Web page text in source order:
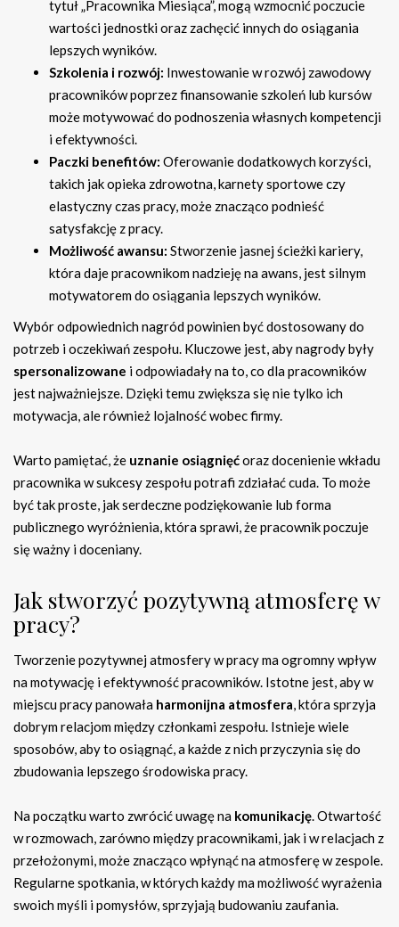
tytuł „Pracownika Miesiąca”, mogą wzmocnić poczucie
wartości jednostki oraz zachęcić innych do osiągania
lepszych wyników.
Szkolenia i rozwój: Inwestowanie w rozwój zawodowy
pracowników poprzez finansowanie szkoleń lub kursów
może motywować do podnoszenia własnych kompetencji
i efektywności.
Paczki benefitów: Oferowanie dodatkowych korzyści,
takich jak opieka zdrowotna, karnety sportowe czy
elastyczny czas pracy, może znacząco podnieść
satysfakcję z pracy.
Możliwość awansu: Stworzenie jasnej ścieżki kariery,
która daje pracownikom nadzieję na awans, jest silnym
motywatorem do osiągania lepszych wyników.
Wybór odpowiednich nagród powinien być dostosowany do
potrzeb i oczekiwań zespołu. Kluczowe jest, aby nagrody były
spersonalizowane i odpowiadały na to, co dla pracowników
jest najważniejsze. Dzięki temu zwiększa się nie tylko ich
motywacja, ale również lojalność wobec firmy.
Warto pamiętać, że uznanie osiągnięćoraz docenienie wkładu
pracownika w sukcesy zespołu potrafi zdziałać cuda. To może
być tak proste, jak serdeczne podziękowanie lub forma
publicznego wyróżnienia, która sprawi, że pracownik poczuje
się ważny i doceniany.
Jak stworzyć pozytywną atmosferę w
pracy?
Tworzenie pozytywnej atmosfery w pracy ma ogromny wpływ
na motywację i efektywność pracowników. Istotne jest, aby w
miejscu pracy panowała harmonijna atmosfera, która sprzyja
dobrym relacjom między członkami zespołu. Istnieje wiele
sposobów, aby to osiągnąć, a każde z nich przyczynia się do
zbudowania lepszego środowiska pracy.
Na początku warto zwrócić uwagę na komunikację. Otwartość
w rozmowach, zarówno między pracownikami, jak i w relacjach z
przełożonymi, może znacząco wpłynąć na atmosferę w zespole.
Regularne spotkania, w których każdy ma możliwość wyrażenia
swoich myśli i pomysłów, sprzyjają budowaniu zaufania.